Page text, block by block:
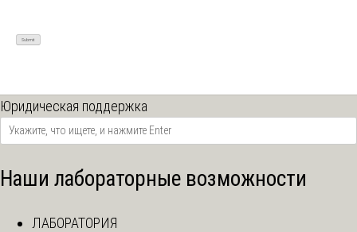
Юридическая поддержка
Наши лабораторные возможности
ЛАБОРАТОРИЯ